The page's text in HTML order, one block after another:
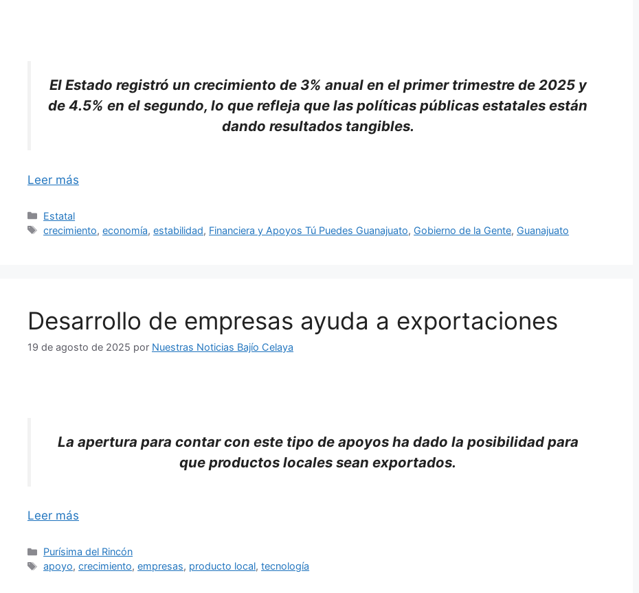
El Estado registró un crecimiento de 3% anual en el primer trimestre de 2025 y
de 4.5% en el segundo, lo que refleja que las políticas públicas estatales están
dando resultados tangibles.
Leer más
Categorías
Estatal
Etiquetas
crecimiento,economía,estabilidad, Financiera y Apoyos Tú Puedes Guanajuato, Gobierno de la Gente, Guanajuato
Desarrollo de empresas ayuda a exportaciones
19 de agosto de 2025 por Nuestras Noticias Bajío Celaya
La apertura para contar con este tipo de apoyos ha dado la posibilidad para
que productos locales sean exportados.
Leer más
Categorías
Purísima del Rincón
Etiquetas
apoyo,crecimiento,empresas, producto local,tecnología